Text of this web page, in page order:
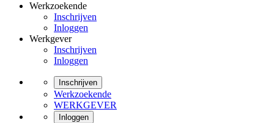
Werkzoekende
Inschrijven
Inloggen
Werkgever
Inschrijven
Inloggen
Inschrijven
Werkzoekende
WERKGEVER
Inloggen